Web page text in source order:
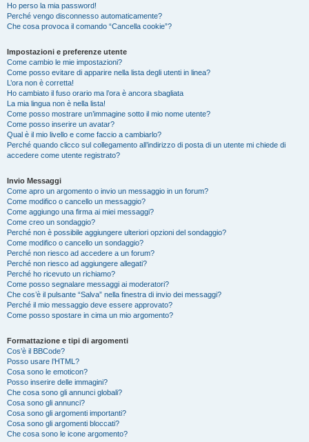
Ho perso la mia password!
Perché vengo disconnesso automaticamente?
Che cosa provoca il comando “Cancella cookie”?
Impostazioni e preferenze utente
Come cambio le mie impostazioni?
Come posso evitare di apparire nella lista degli utenti in linea?
L’ora non è corretta!
Ho cambiato il fuso orario ma l’ora è ancora sbagliata
La mia lingua non è nella lista!
Come posso mostrare un’immagine sotto il mio nome utente?
Come posso inserire un avatar?
Qual è il mio livello e come faccio a cambiarlo?
Perché quando clicco sul collegamento all’indirizzo di posta di un utente mi chiede di
accedere come utente registrato?
Invio Messaggi
Come apro un argomento o invio un messaggio in un forum?
Come modifico o cancello un messaggio?
Come aggiungo una firma ai miei messaggi?
Come creo un sondaggio?
Perché non è possibile aggiungere ulteriori opzioni del sondaggio?
Come modifico o cancello un sondaggio?
Perché non riesco ad accedere a un forum?
Perché non riesco ad aggiungere allegati?
Perché ho ricevuto un richiamo?
Come posso segnalare messaggi ai moderatori?
Che cos’è il pulsante “Salva” nella finestra di invio dei messaggi?
Perché il mio messaggio deve essere approvato?
Come posso spostare in cima un mio argomento?
Formattazione e tipi di argomenti
Cos’è il BBCode?
Posso usare l’HTML?
Cosa sono le emoticon?
Posso inserire delle immagini?
Che cosa sono gli annunci globali?
Cosa sono gli annunci?
Cosa sono gli argomenti importanti?
Cosa sono gli argomenti bloccati?
Che cosa sono le icone argomento?